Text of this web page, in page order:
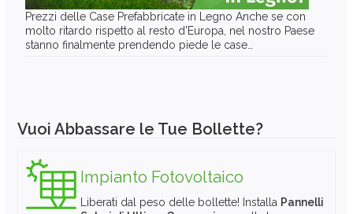
Prezzi delle Case Prefabbricate in Legno Anche se con
molto ritardo rispetto al resto d'Europa, nel nostro Paese
stanno finalmente prendendo piede le case…
Vuoi Abbassare le Tue Bollette?
Impianto Fotovoltaico
Liberati dal peso delle bollette! Installa Pannelli